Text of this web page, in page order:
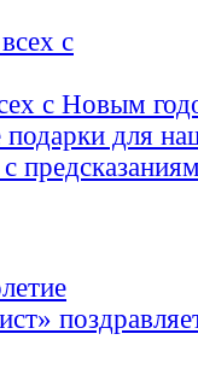
с Новым
для